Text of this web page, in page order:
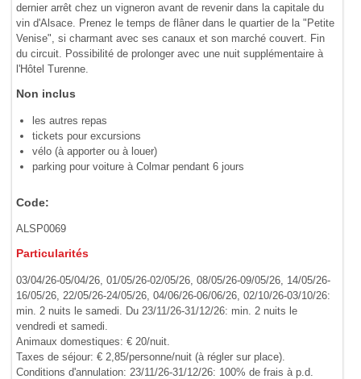
dernier arrêt chez un vigneron avant de revenir dans la capitale du
vin d'Alsace. Prenez le temps de flâner dans le quartier de la "Petite
Venise", si charmant avec ses canaux et son marché couvert. Fin
du circuit. Possibilité de prolonger avec une nuit supplémentaire à
l'Hôtel Turenne.
Non inclus
les autres repas
tickets pour excursions
vélo (à apporter ou à louer)
parking pour voiture à Colmar pendant 6 jours
Code:
ALSP0069
Particularités
03/04/26-05/04/26, 01/05/26-02/05/26, 08/05/26-09/05/26, 14/05/26-
16/05/26, 22/05/26-24/05/26, 04/06/26-06/06/26, 02/10/26-03/10/26:
min. 2 nuits le samedi. Du 23/11/26-31/12/26: min. 2 nuits le
vendredi et samedi.
Animaux domestiques: € 20/nuit.
Taxes de séjour: € 2,85/personne/nuit (à régler sur place).
Conditions d'annulation: 23/11/26-31/12/26: 100% de frais à p.d.